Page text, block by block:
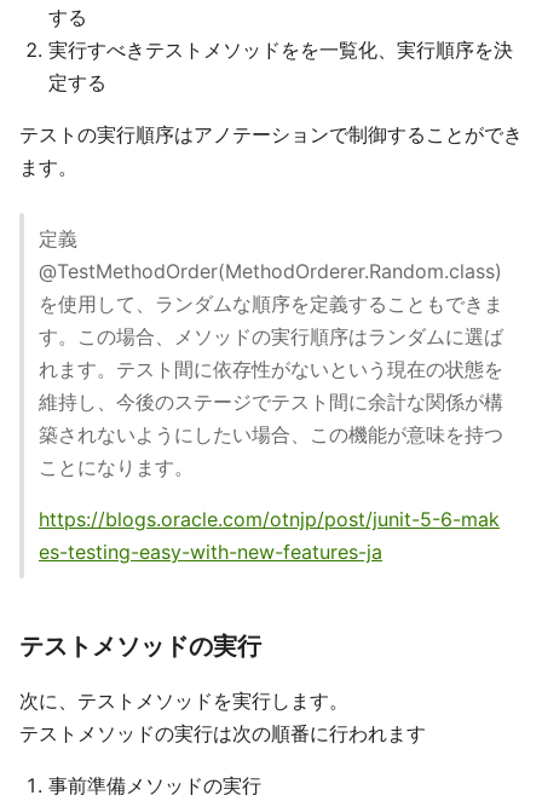
する
実行すべきテストメソッドをを一覧化、実行順序を決
定する
テストの実行順序はアノテーションで制御することができ
ます。
定義
@TestMethodOrder(MethodOrderer.Random.class)
を使用して、ランダムな順序を定義することもできま
す。この場合、メソッドの実行順序はランダムに選ば
れます。テスト間に依存性がないという現在の状態を
維持し、今後のステージでテスト間に余計な関係が構
築されないようにしたい場合、この機能が意味を持つ
ことになります。
https://blogs.oracle.com/otnjp/post/junit-5-6-mak
es-testing-easy-with-new-features-ja
テストメソッドの実行
次に、テストメソッドを実行します。
テストメソッドの実行は次の順番に行われます
事前準備メソッドの実行